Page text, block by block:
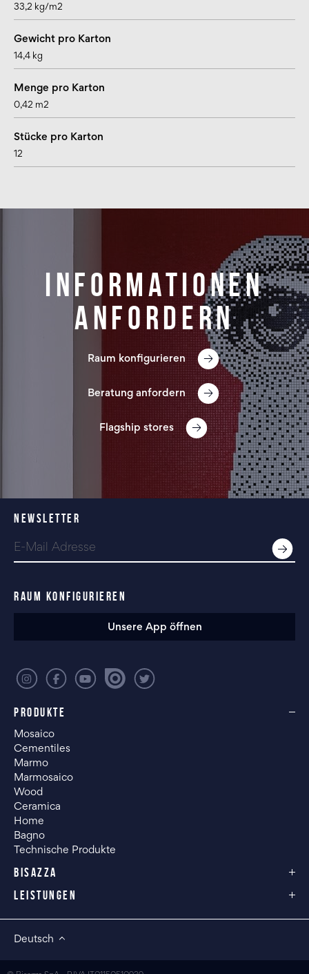
33,2 kg/m2
Gewicht pro Karton
14,4 kg
Menge pro Karton
0,42 m2
Stücke pro Karton
12
Informationen
anfordern
Raum konfigurieren
Beratung anfordern
Flagship stores
PRODUKTE
Mosaico
Cementiles
Marmo
Marmosaico
Wood
Ceramica
Home
Bagno
Technische Produkte
BISAZZA
LEISTUNGEN
NEWSLETTER
RAUM KONFIGURIEREN
Unsere App öffnen
Deutsch